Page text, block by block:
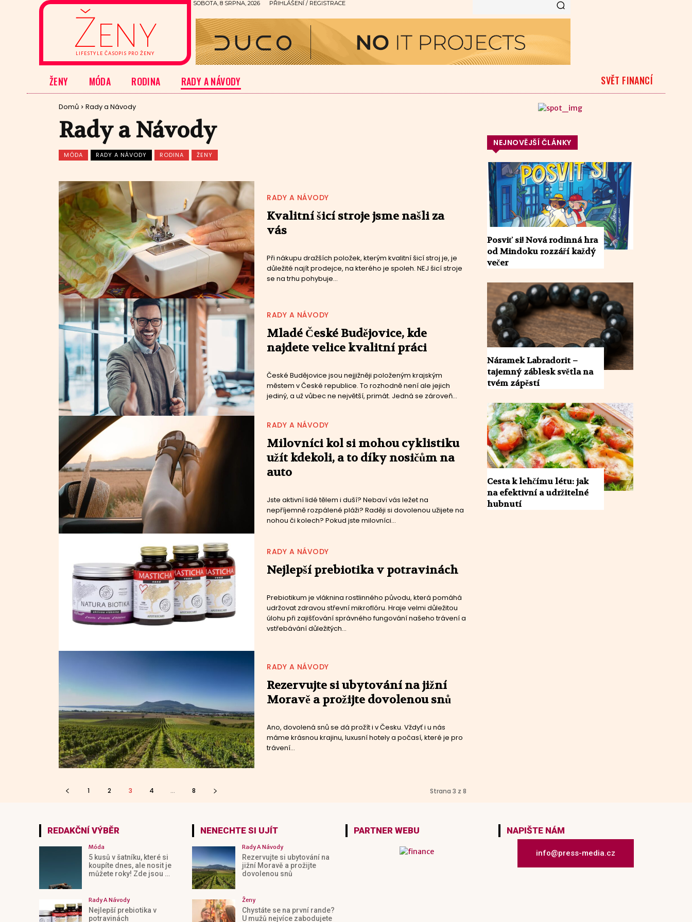
Ženy
LIFESTYLE ČASOPIS PRO ŽENY
SOBOTA, 8 SRPNA, 2026 PŘIHLÁŠENÍ / REGISTRACE
ŽENY MÓDA RODINA RADY A NÁVODY SVĚT FINANCÍ
Domů Rady a Návody
Rady a Návody
MÓDA RADY A NÁVODY RODINA ŽENY
RADY A NÁVODY
Kvalitní šicí stroje jsme našli za
vás
Při nákupu dražších položek, kterým kvalitní šicí stroj je, je
důležité najít prodejce, na kterého je spoleh. NEJ šicí stroje
se na trhu pohybuje...
RADY A NÁVODY
Mladé České Budějovice, kde
najdete velice kvalitní práci
České Budějovice jsou nejjižněji položeným krajským
městem v České republice. To rozhodně není ale jejich
jediný, a už vůbec ne největší, primát. Jedná se zároveň...
RADY A NÁVODY
Milovníci kol si mohou cyklistiku
užít kdekoli, a to díky nosičům na
auto
Jste aktivní lidé tělem i duší? Nebaví vás ležet na
nepříjemně rozpálené pláži? Raději si dovolenou užijete na
nohou či kolech? Pokud jste milovníci...
RADY A NÁVODY
Nejlepší prebiotika v potravinách
Prebiotikum je vláknina rostlinného původu, která pomáhá
udržovat zdravou střevní mikroflóru. Hraje velmi důležitou
úlohu při zajišťování správného fungování našeho trávení a
vstřebávání důležitých...
RADY A NÁVODY
Rezervujte si ubytování na jižní
Moravě a prožijte dovolenou snů
Ano, dovolená snů se dá prožít i v Česku. Vždyť i u nás
máme krásnou krajinu, luxusní hotely a počasí, které je pro
trávení...
1 2 3 4 ... 8 Strana 3 z 8
NEJNOVĚJŠÍ ČLÁNKY
Posviť si! Nová rodinná hra
od Mindoku rozzáří každý
večer
Náramek Labradorit –
tajemný záblesk světla na
tvém zápěstí
Cesta k lehčímu létu: jak
na efektivní a udržitelné
hubnutí
REDAKČNÍ VÝBĚR
Móda
5 kusů v šatníku, které si
koupíte dnes, ale nosit je
můžete roky! Zde jsou …
Rady A Návody
Nejlepší prebiotika v
potravinách
NENECHTE SI UJÍT
Rady A Návody
Rezervujte si ubytování na
jižní Moravě a prožijte
dovolenou snů
Ženy
Chystáte se na první rande?
U mužů nejvíce zabodujete
PARTNER WEBU NAPIŠTE NÁM
info@press-media.cz